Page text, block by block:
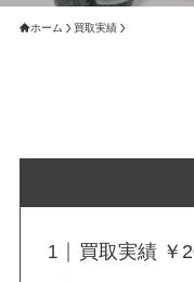
ホーム 買取実績
買取実績 ￥